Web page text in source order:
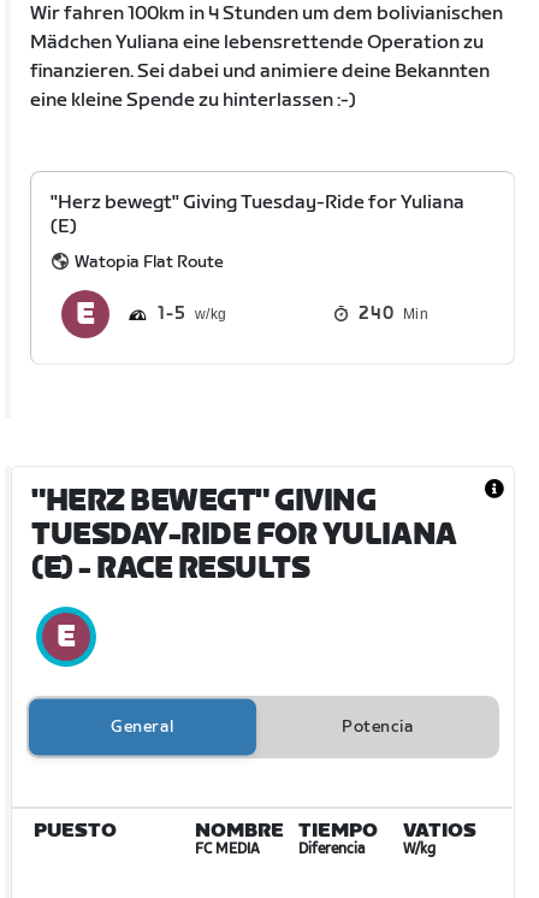
Wir fahren 100km in 4 Stunden um dem bolivianischen
Mädchen Yuliana eine lebensrettende Operation zu
finanzieren. Sei dabei und animiere deine Bekannten
eine kleine Spende zu hinterlassen :-)
"Herz bewegt" Giving Tuesday-Ride for Yuliana
(E)
Watopia Flat Route
1 5 240 Min
"HERZ BEWEGT" GIVING
TUESDAY-RIDE FOR YULIANA
(E)- RACE RESULTS
General Potencia
PUESTO NOMBRE
FC MEDIA
TIEMPO
Diferencia
VATIOS
W/kg